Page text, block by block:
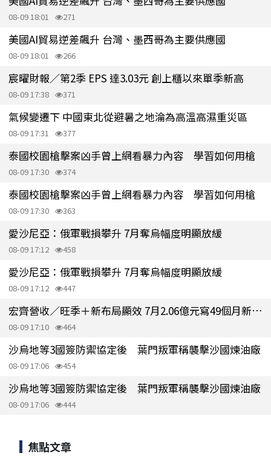
08-09 18:01 271
美國AI貿易逆差飆升 台灣、墨西哥為主要供應國
08-09 18:01 266
宸曜財報／第2季 EPS 達3.03元 創上櫃以來單季新高
08-09 17:38 371
氣候變遷下 中國東北從避暑之地淪為高溫高濕重災區
08-09 17:31 377
泰國校園槍擊案凶手曾上網看暴力內容 學習如何用槍
08-09 17:30 374
泰國校園槍擊案凶手曾上網看暴力內容 學習如何用槍
08-09 17:30 363
愛沙尼亞：俄軍戰損攀升 7月奪烏幅度明顯放緩
08-09 17:12 458
愛沙尼亞：俄軍戰損攀升 7月奪烏幅度明顯放緩
08-09 17:12 447
宏齊營收／旺季＋新布局顯效 7月2.06億元寫49個月新高、上半年轉盈
08-09 17:10 464
沙烏地等3國簽防禦協定後 葉門叛軍稱襲擊沙國煉油廠
08-09 17:06 454
沙烏地等3國簽防禦協定後 葉門叛軍稱襲擊沙國煉油廠
08-09 17:06 444
焦點文章